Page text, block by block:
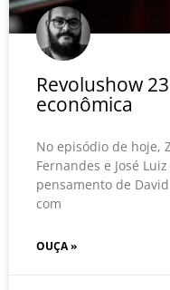
Revolushow
econômica
No episódio de hoje,
Fernandes e José
pensamento de
com
OUÇA »